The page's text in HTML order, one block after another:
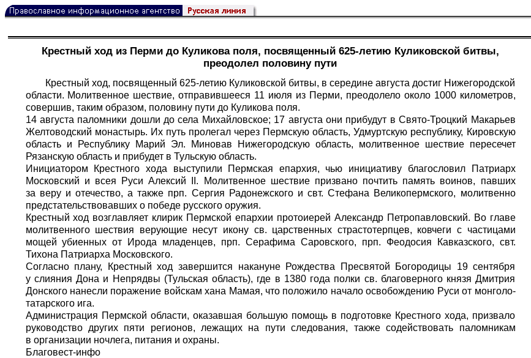
Крестный ход из Перми до Куликова поля, посвященный 625-летию Куликовской битвы,
преодолел половину пути
Крестный ход, посвященный 625-летию Куликовской битвы, в середине августа достиг Нижегородской
области. Молитвенное шествие, отправившееся 11 июля из Перми, преодолело около 1000 километров,
совершив, таким образом, половину пути до Куликова поля.
14 августа паломники дошли до села Михайловское; 17 августа они прибудут в Свято-Троцкий Макарьев
Желтоводский монастырь. Их путь пролегал через Пермскую область, Удмуртскую республику, Кировскую
область и Республику Марий Эл. Миновав Нижегородскую область, молитвенное шествие пересечет
Рязанскую область и прибудет в Тульскую область.
Инициатором Крестного хода выступили Пермская епархия, чью инициативу благословил Патриарх
Московский и всея Руси Алексий II. Молитвенное шествие призвано почтить память воинов, павших
за веру и отечество, а также прп. Сергия Радонежского и свт. Стефана Великопермского, молитвенно
предстательствовавших о победе русского оружия.
Крестный ход возглавляет клирик Пермской епархии протоиерей Александр Петропавловский. Во главе
молитвенного шествия верующие несут икону св. царственных страстотерпцев, ковчеги с частицами
мощей убиенных от Ирода младенцев, прп. Серафима Саровского, прп. Феодосия Кавказского, свт.
Тихона Патриарха Московского.
Согласно плану, Крестный ход завершится накануне Рождества Пресвятой Богородицы 19 сентября
у слияния Дона и Непрядвы (Тульская область), где в 1380 года полки св. благоверного князя Дмитрия
Донского нанесли поражение войскам хана Мамая, что положило начало освобождению Руси от монголо-
татарского ига.
Администрация Пермской области, оказавшая большую помощь в подготовке Крестного хода, призвало
руководство других пяти регионов, лежащих на пути следования, также содействовать паломникам
в организации ночлега, питания и охраны.
Благовест-инфо